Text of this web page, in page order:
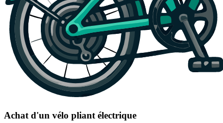
Achat d'un vélo pliant électrique